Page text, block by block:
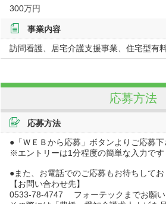
300万円
事業内容
訪問看護、居宅介護支援事業、住宅型有
応募方法
応募方法
●「ＷＥＢから応募」ボタンよりご応募下
※エントリーは1分程度の簡単な入力です
●また、お電話でのご応募もお待ちしてお
【お問い合わせ先】
0533-78-4747 フォーテックまでお願い